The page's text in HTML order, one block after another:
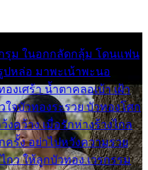
รุม ในอกกลัดกลุ้ม โดนแฟน
ปหล่อ มาพะเน้าพะนอ
งเศร้า น้ำตาคลอเบ้า เฝ้า
จบัวทองระรวย บัวทองโศก
งคว้าง เมื่อรักห่างร้างไกล
รั้ง อย่าไปหวังความรวย
กว ให้ลูกบัวทอง เวรกรรม